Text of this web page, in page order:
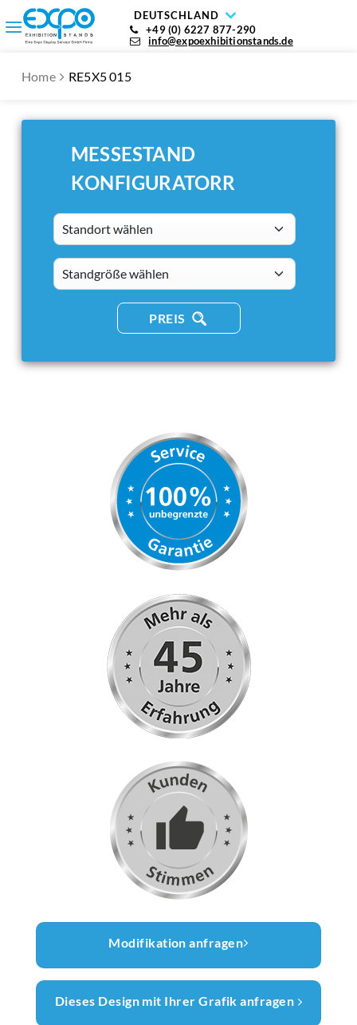
DEUTSCHLAND
+49 (0) 6227 877-290
info@expoexhibitionstands.de
Home RE5X5 015
MESSESTAND
KONFIGURATORR
Standort wählen
standsizes
PREIS
Modifikation anfragen
Dieses Design mit Ihrer Grafik anfragen